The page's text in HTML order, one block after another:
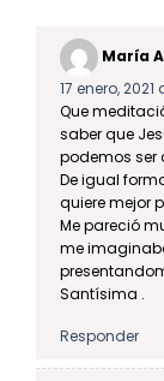
María
17 enero, 2021
Que
saber que
podemos ser
De igual
quiere mejor
Me pareció
me
Santísima .
Responder